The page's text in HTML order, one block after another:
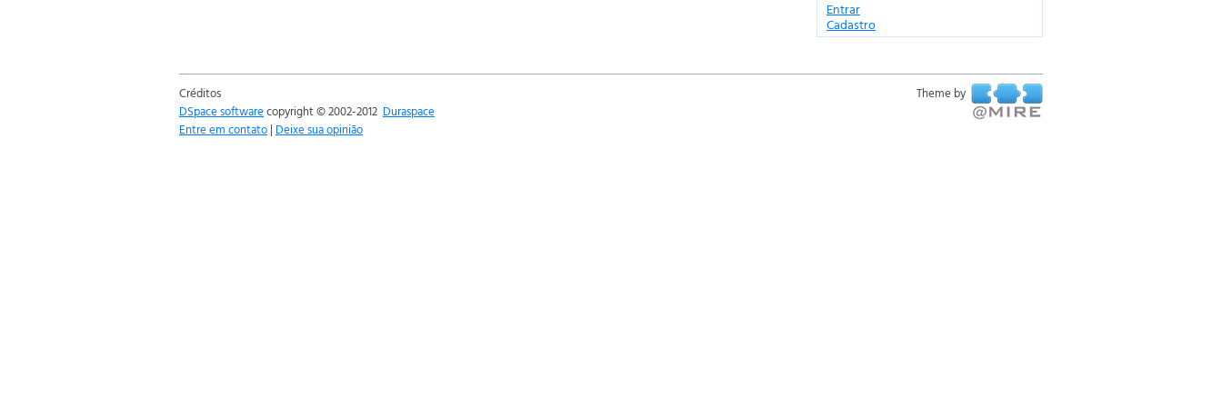
Entrar
Cadastro
Créditos
DSpace softwarecopyright © 2002-2012 Duraspace
Theme by
Entre em contato | Deixe sua opinião